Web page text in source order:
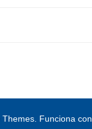
Themes. Funciona con